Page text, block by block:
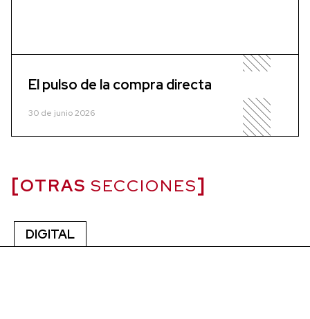
El pulso de la compra directa
30 de junio 2026
OTRAS SECCIONES
DIGITAL